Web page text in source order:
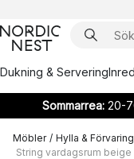
Dukning & Servering
Sommarrea:20-
Möbler / Hylla & Förvaring
String vardagsrum